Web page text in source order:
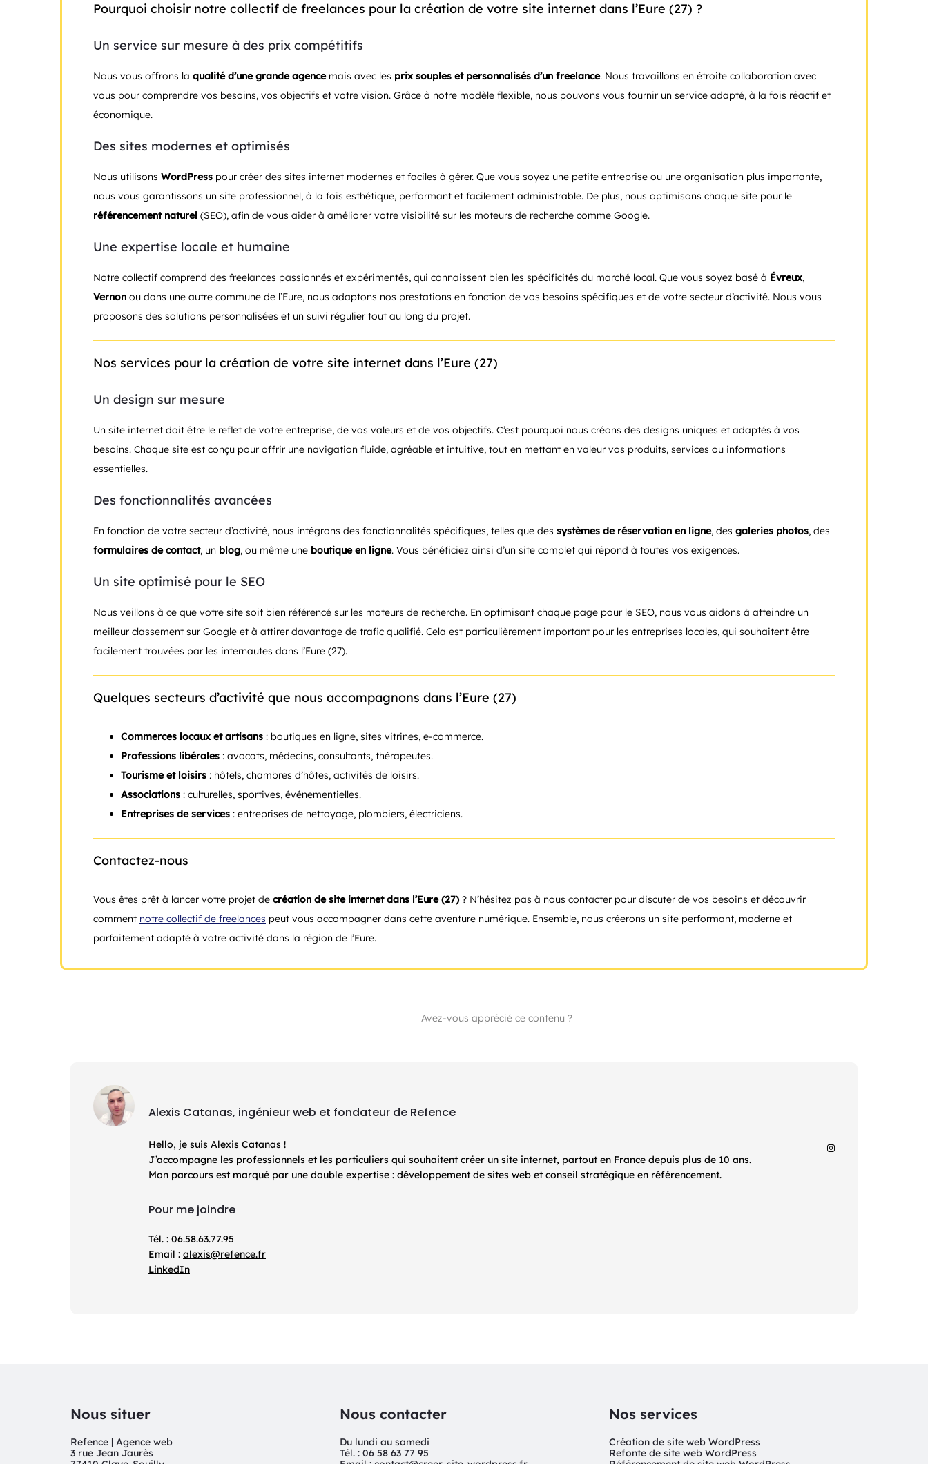
Pourquoi choisir notre collectif de freelances pour la création de votre site internet dans l’Eure (27) ?
Un service sur mesure à des prix compétitifs
Nous vous offrons la qualité d’une grande agencemais avec les prix souples et personnalisés d’un freelance. Nous travaillons en étroite collaboration avec
vous pour comprendre vos besoins, vos objectifs et votre vision. Grâce à notre modèle flexible, nous pouvons vous fournir un service adapté, à la fois réactif et
économique.
Des sites modernes et optimisés
Nous utilisons WordPress pour créer des sites internet modernes et faciles à gérer. Que vous soyez une petite entreprise ou une organisation plus importante,
nous vous garantissons un site professionnel, à la fois esthétique, performant et facilement administrable. De plus, nous optimisons chaque site pour le
référencement naturel (SEO), afin de vous aider à améliorer votre visibilité sur les moteurs de recherche comme Google.
Une expertise locale et humaine
Notre collectif comprend des freelances passionnés et expérimentés, qui connaissent bien les spécificités du marché local. Que vous soyez basé à Évreux,
Vernon ou dans une autre commune de l’Eure, nous adaptons nos prestations en fonction de vos besoins spécifiques et de votre secteur d’activité. Nous vous
proposons des solutions personnalisées et un suivi régulier tout au long du projet.
Nos services pour la création de votre site internet dans l’Eure (27)
Un design sur mesure
Un site internet doit être le reflet de votre entreprise, de vos valeurs et de vos objectifs. C’est pourquoi nous créons des designs uniques et adaptés à vos
besoins. Chaque site est conçu pour offrir une navigation fluide, agréable et intuitive, tout en mettant en valeur vos produits, services ou informations
essentielles.
Des fonctionnalités avancées
En fonction de votre secteur d’activité, nous intégrons des fonctionnalités spécifiques, telles que des systèmes de réservation en ligne, des galeries photos, des
formulaires de contact, un blog, ou même une boutique en ligne. Vous bénéficiez ainsi d’un site complet qui répond à toutes vos exigences.
Un site optimisé pour le SEO
Nous veillons à ce que votre site soit bien référencé sur les moteurs de recherche. En optimisant chaque page pour le SEO, nous vous aidons à atteindre un
meilleur classement sur Google et à attirer davantage de trafic qualifié. Cela est particulièrement important pour les entreprises locales, qui souhaitent être
facilement trouvées par les internautes dans l’Eure (27).
Quelques secteurs d’activité que nous accompagnons dans l’Eure (27)
Commerces locaux et artisans : boutiques en ligne, sites vitrines, e-commerce.
Professions libérales : avocats, médecins, consultants, thérapeutes.
Tourisme et loisirs : hôtels, chambres d’hôtes, activités de loisirs.
Associations : culturelles, sportives, événementielles.
Entreprises de services : entreprises de nettoyage, plombiers, électriciens.
Contactez-nous
Vous êtes prêt à lancer votre projet de création de site internet dans l’Eure (27) ? N’hésitez pas à nous contacter pour discuter de vos besoins et découvrir
comment notre collectif de freelances peut vous accompagner dans cette aventure numérique. Ensemble, nous créerons un site performant, moderne et
parfaitement adapté à votre activité dans la région de l’Eure.
Avez-vous apprécié ce contenu ?
Alexis Catanas, ingénieur web et fondateur de Refence
Hello, je suis Alexis Catanas !
J’accompagne les professionnels et les particuliers qui souhaitent créer un site internet, partout en France depuis plus de 10 ans.
Mon parcours est marqué par une double expertise : développement de sites web et conseil stratégique en référencement.
Pour me joindre
Tél. : 06.58.63.77.95
Email : alexis@refence.fr
LinkedIn
Nous situer
Refence | Agence web
3 rue Jean Jaurès
Nous contacter
Du lundi au samedi
Tél. : 06 58 63 77 95
Nos services
Création de site web WordPress
Refonte de site web WordPress